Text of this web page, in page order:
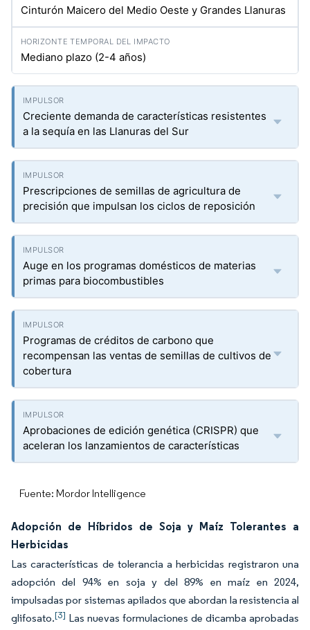
Cinturón Maicero del Medio Oeste y Grandes Llanuras
Mediano plazo (2-4 años)
Creciente demanda de características resistentes
a la sequía en las Llanuras del Sur
Prescripciones de semillas de agricultura de
precisión que impulsan los ciclos de reposición
Auge en los programas domésticos de materias
primas para biocombustibles
Programas de créditos de carbono que
recompensan las ventas de semillas de cultivos de
cobertura
Aprobaciones de edición genética (CRISPR) que
aceleran los lanzamientos de características
Fuente: Mordor Intelligence
Adopción de Híbridos de Soja y Maíz Tolerantes a
Herbicidas
Las características de tolerancia a herbicidas registraron una
adopción del 94% en soja y del 89% en maíz en 2024,
impulsadas por sistemas apilados que abordan la resistencia al
glifosato.[3] Las nuevas formulaciones de dicamba aprobadas